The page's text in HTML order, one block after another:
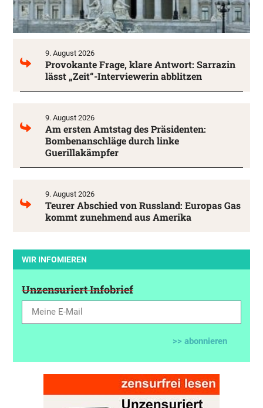
9. August 2026
Provokante Frage, klare Antwort: Sarrazin
lässt „Zeit“-Interviewerin abblitzen
9. August 2026
Am ersten Amtstag des Präsidenten:
Bombenanschläge durch linke
Guerillakämpfer
9. August 2026
Teurer Abschied von Russland: Europas Gas
kommt zunehmend aus Amerika
WIR INFOMIEREN
Unzensuriert Infobrief
>> abonnieren